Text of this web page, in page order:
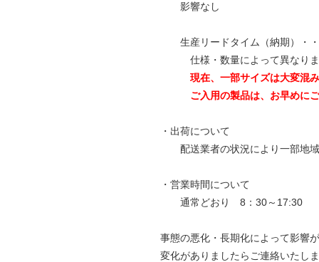
影響なし
生産リードタイム（納期）・・
仕様・数量によって異なりま
現在、一部サイズは大変混
ご入用の製品は、お早めにご
・出荷について
配送業者の状況により一部地域
・営業時間について
通常どおり 8：30～17:30
事態の悪化・長期化によって影響
変化がありましたらご連絡いたし